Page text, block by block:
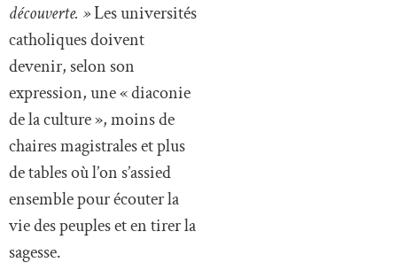
découverte. »Les universités
catholiques doivent
devenir, selon son
expression, une « diaconie
de la culture », moins de
chaires magistrales et plus
de tables où l’on s’assied
ensemble pour écouter la
vie des peuples et en tirer la
sagesse.